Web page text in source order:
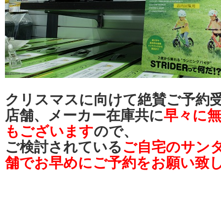
クリスマスに向けて絶賛ご予約
店舗、メーカー在庫共に早々に
もございますので、
ご検討されているご自宅のサン
舗でお早めにご予約をお願い致